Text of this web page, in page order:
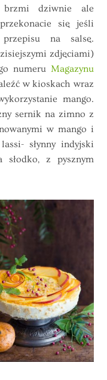
brzmi dziwnie ale
się jeśli
na salsę.
zdjęciami)
numeru Magazynu
w kioskach wraz
mango.
sernik na zimno z
w mango i
słynny indyjski
z pysznym